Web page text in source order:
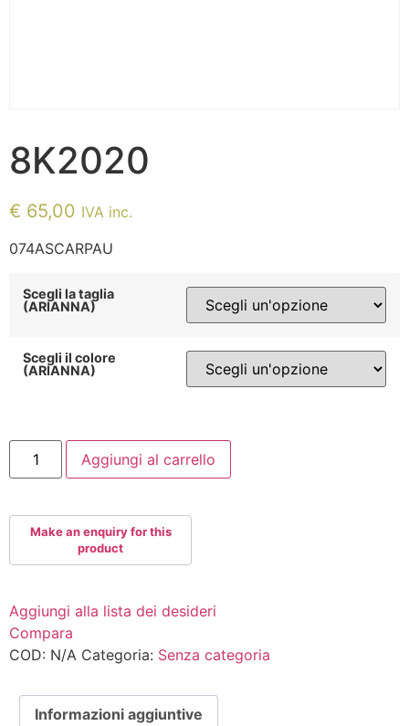
8K2020
€ 65,00 IVA inc.
074ASCARPAU
Scegli la taglia
(ARIANNA)
Scegli il colore
(ARIANNA)
8K2020
quantità
Aggiungi al carrello
Aggiungi alla lista dei desideri
Compara
COD: N/A Categoria: Senza categoria
Informazioni aggiuntive